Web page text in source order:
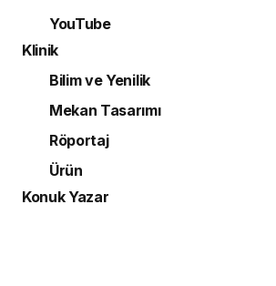
YouTube
Klinik
Bilim ve Yenilik
Mekan Tasarımı
Röportaj
Ürün
Konuk Yazar